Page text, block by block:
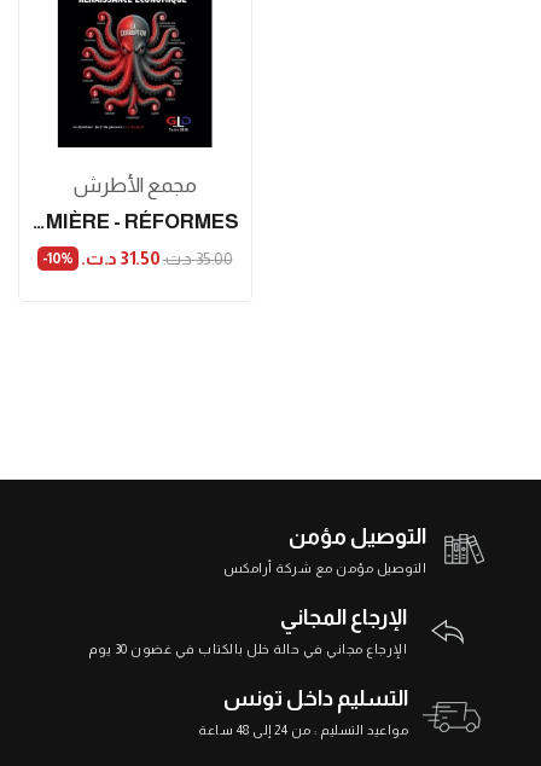
مجمع الأطرش
TUNISIE: DU TUNNEL À LA LUMIÈRE - RÉFORMES,...
35.00 د.ت.‏ 31.50 د.ت.‏ ‎-10%
التوصيل مؤمن
التوصيل مؤمن مع شركة أرامكس
الإرجاع المجاني
الإرجاع مجاني في حالة خلل بالكتاب في غضون 30 يوم
التسليم داخل تونس
مواعيد التسليم : من 24 إلى 48 ساعة